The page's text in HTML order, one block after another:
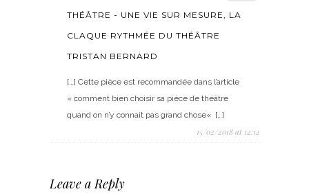
THÉÂTRE - UNE VIE SUR MESURE, LA
CLAQUE RYTHMÉE DU THÉÂTRE
TRISTAN BERNARD
[…] Cette pièce est recommandée dans l’article
« comment bien choisir sa pièce de théâtre
quand on n’y connait pas grand chose« […]
15/02/2018 at 12:12
Leave a Reply